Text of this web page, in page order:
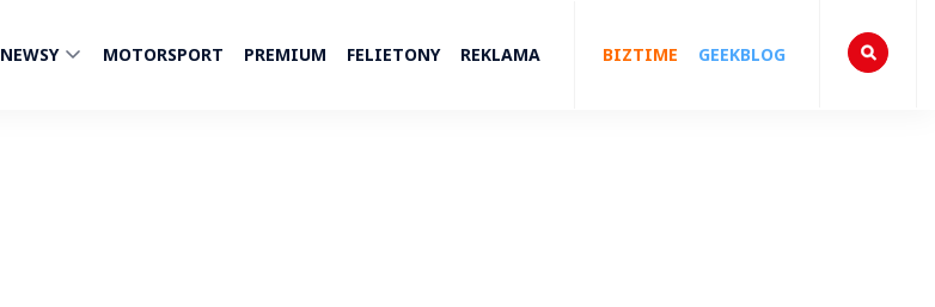
NEWSY MOTORSPORT PREMIUM FELIETONY REKLAMA BIZTIME GEEKBLOG